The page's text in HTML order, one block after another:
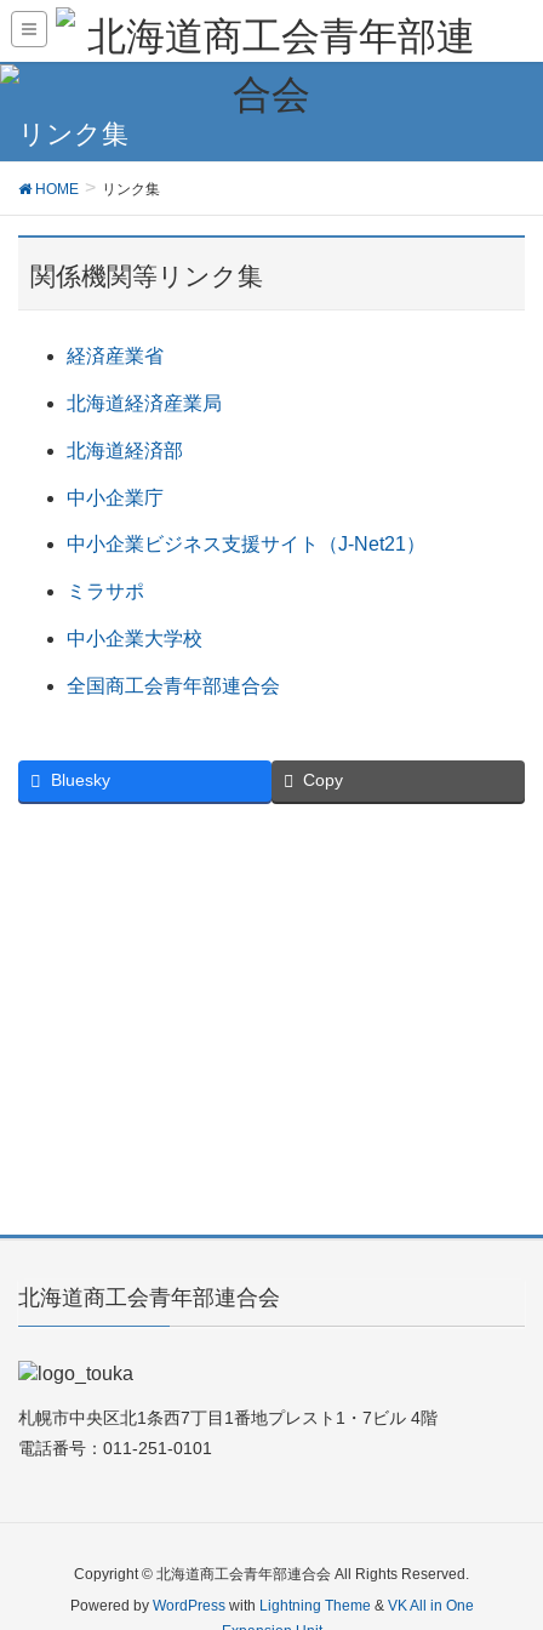
リンク集
HOME リンク集
関係機関等リンク集
経済産業省
北海道経済産業局
北海道経済部
中小企業庁
中小企業ビジネス支援サイト（J-Net21）
ミラサポ
中小企業大学校
全国商工会青年部連合会
Bluesky Copy
北海道商工会青年部連合会
札幌市中央区北1条西7丁目1番地プレスト1・7ビル 4階
電話番号：011-251-0101
Copyright © 北海道商工会青年部連合会 All Rights Reserved.
Powered by WordPresswith Lightning Theme & VK All in One